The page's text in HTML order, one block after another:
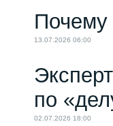
Почему
13.07.2026 06:00
по
02.07.2026 18:00